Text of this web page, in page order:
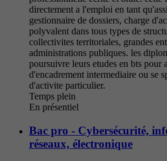
directement a l'emploi en tant
gestionnaire de dossiers, charge
polyvalent dans tous types de
collectivites territoriales, grandes
administrations publiques. les
poursuivre leurs etudes en bts pour
d'encadrement intermediaire ou se
d'activite particulier.
Temps plein
En présentiel
Bac pro - Cybersécurité,
réseaux, électronique